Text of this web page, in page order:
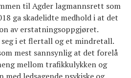
til Agder lagmannsrett som
ga skadelidte medhold i at det
av erstatningsoppgjøret.
i et flertall og et mindretall.
mest sannsynlig at det forelå
mellom trafikkulykken og